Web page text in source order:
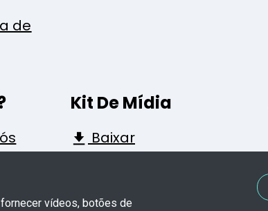
de
Kit De Mídia
Baixar
vídeos, botões de